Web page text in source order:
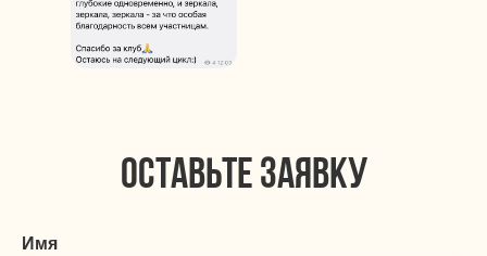
ОСТАВЬТЕ ЗАЯВКУ
Имя